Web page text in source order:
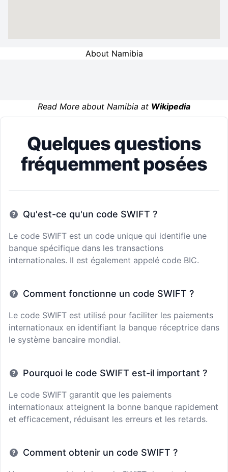
About Namibia
Read More about Namibia at Wikipedia
Quelques questions
fréquemment posées
Qu'est-ce qu'un code SWIFT ?
Le code SWIFT est un code unique qui identifie une
banque spécifique dans les transactions
internationales. Il est également appelé code BIC.
Comment fonctionne un code SWIFT ?
Le code SWIFT est utilisé pour faciliter les paiements
internationaux en identifiant la banque réceptrice dans
le système bancaire mondial.
Pourquoi le code SWIFT est-il important ?
Le code SWIFT garantit que les paiements
internationaux atteignent la bonne banque rapidement
et efficacement, réduisant les erreurs et les retards.
Comment obtenir un code SWIFT ?